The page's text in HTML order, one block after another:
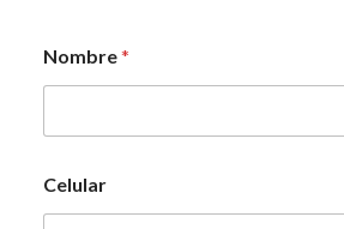
Nombre*
Celular